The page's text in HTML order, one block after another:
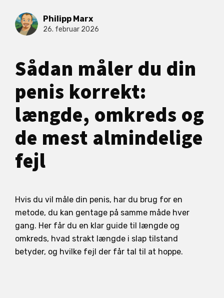
Philipp Marx
26. februar 2026
Sådan måler du din
penis korrekt:
længde, omkreds og
de mest almindelige
fejl
Hvis du vil måle din penis, har du brug for en
metode, du kan gentage på samme måde hver
gang. Her får du en klar guide til længde og
omkreds, hvad strakt længde i slap tilstand
betyder, og hvilke fejl der får tal til at hoppe.